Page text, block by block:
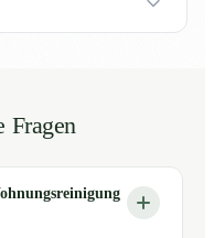
Fragen